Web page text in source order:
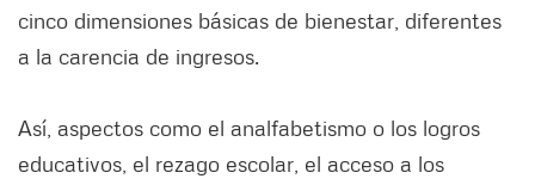
cinco dimensiones básicas de bienestar, diferentes
a la carencia de ingresos.
Así, aspectos como el analfabetismo o los logros
educativos, el rezago escolar, el acceso a los